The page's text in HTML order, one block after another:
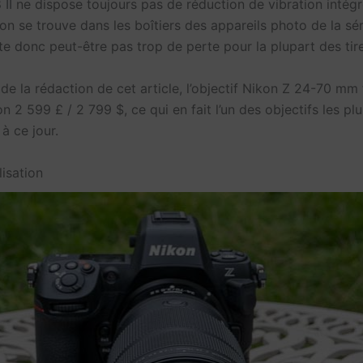
ne dispose toujours pas de réduction de vibration
se trouve dans les boîtiers des appareils photo de la
donc peut-être pas trop de perte pour la plupart des
la rédaction de cet article, l’objectif Nikon Z 24-70 mm
2 599 £ / 2 799 $, ce qui en fait l’un des objectifs les
ce jour.